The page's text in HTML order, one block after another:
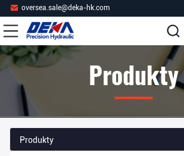
oversea.sale@deka-hk.com
Produkty
Produkty